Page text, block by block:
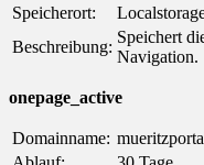
Speicherort:
Beschreibung:
Speichert
Navigation.
onepage_active
Domainname: